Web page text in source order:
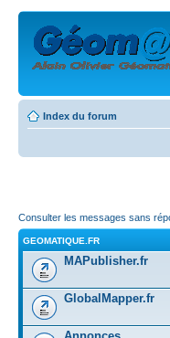
Index du forum
Consulter les messages sans
GEOMATIQUE.FR
MAPublisher.fr
GlobalMapper.fr